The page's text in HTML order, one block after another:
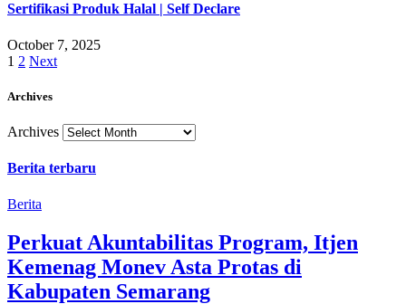
Sertifikasi Produk Halal | Self Declare
October 7, 2025
1 2 Next
Archives
Archives
Berita terbaru
Berita
Perkuat Akuntabilitas Program, Itjen
Kemenag Monev Asta Protas di
Kabupaten Semarang